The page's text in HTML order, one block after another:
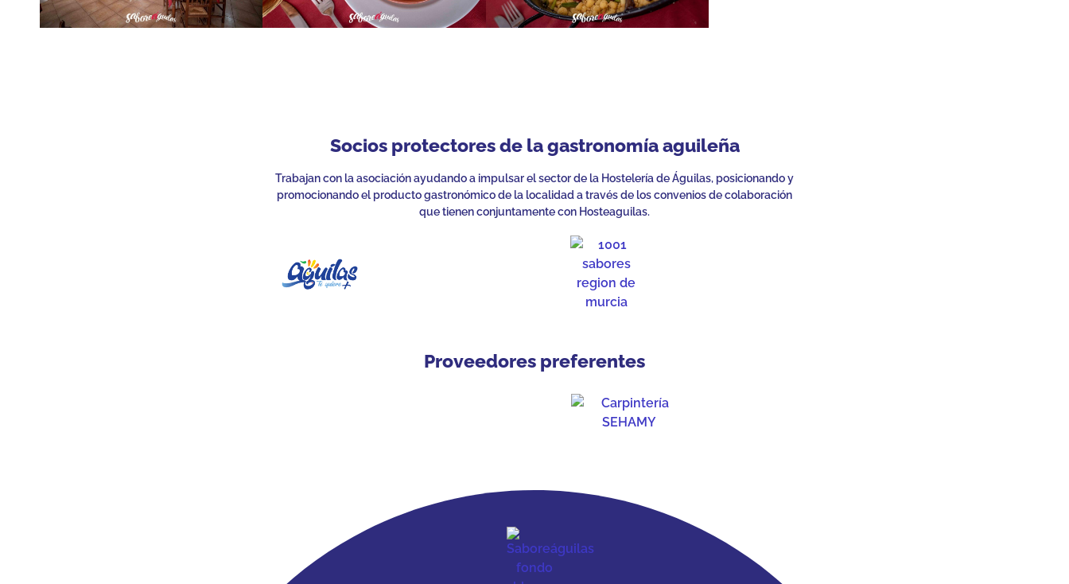
Socios protectores de la gastronomía aguileña
Trabajan con la asociación ayudando a impulsar el sector de la Hostelería de Águilas, posicionando y
promocionando el producto gastronómico de la localidad a través de los convenios de colaboración
que tienen conjuntamente con Hosteaguilas.
Proveedores preferentes